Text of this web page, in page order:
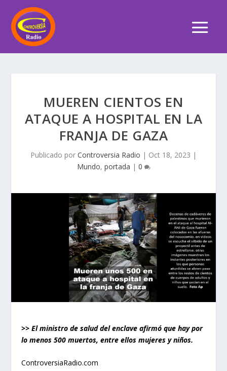
MUEREN CIENTOS EN
ATAQUE A HOSPITAL EN LA
FRANJA DE GAZA
Publicado por Controversia Radio | Oct 18, 2023 |
Mundo, portada | 0
>> El ministro de salud del enclave afirmó que hay por
lo menos 500 muertos, entre ellos mujeres y niños.
ControversiaRadio.com